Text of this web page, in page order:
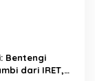
Bentengi
dari IRET,